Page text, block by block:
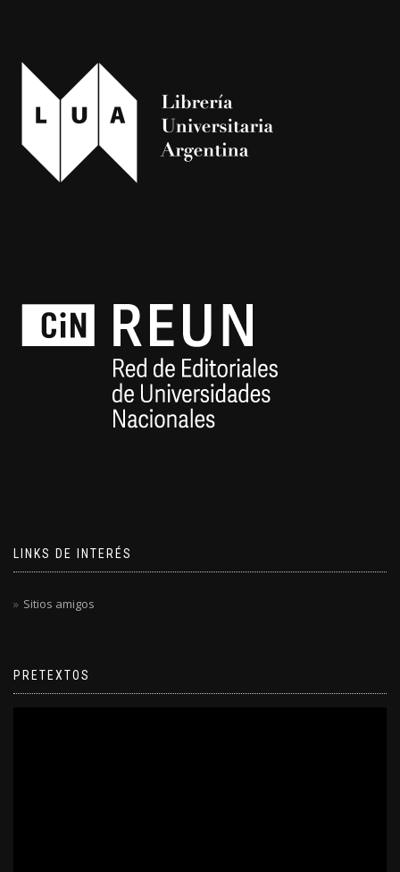
LINKS DE INTERÉS
Sitios amigos
PRETEXTOS